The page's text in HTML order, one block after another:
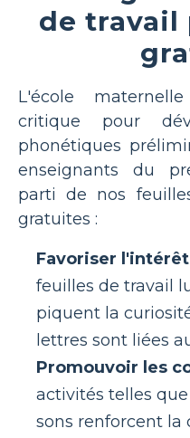
de travail
L'école
critique pour
phonétiques
enseignants du
parti de nos
gratuites :
Favoriser
feuilles de travail
piquent la
lettres sont liées
Promouvoir les
activités telles
sons renforcent la